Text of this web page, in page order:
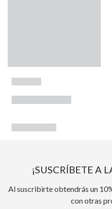
¡SUSCRÍBETE A
Al suscribirte obtendrás un
con otras